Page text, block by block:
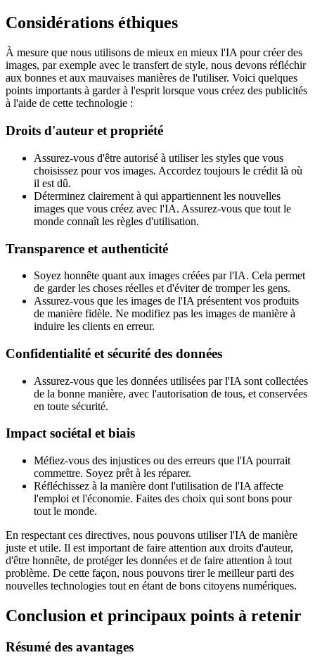
Considérations éthiques
À mesure que nous utilisons de mieux en mieux l'IA pour créer des
images, par exemple avec le transfert de style, nous devons réfléchir
aux bonnes et aux mauvaises manières de l'utiliser. Voici quelques
points importants à garder à l'esprit lorsque vous créez des publicités
à l'aide de cette technologie :
Droits d'auteur et propriété
Assurez-vous d'être autorisé à utiliser les styles que vous
choisissez pour vos images. Accordez toujours le crédit là où
il est dû.
Déterminez clairement à qui appartiennent les nouvelles
images que vous créez avec l'IA. Assurez-vous que tout le
monde connaît les règles d'utilisation.
Transparence et authenticité
Soyez honnête quant aux images créées par l'IA. Cela permet
de garder les choses réelles et d'éviter de tromper les gens.
Assurez-vous que les images de l'IA présentent vos produits
de manière fidèle. Ne modifiez pas les images de manière à
induire les clients en erreur.
Confidentialité et sécurité des données
Assurez-vous que les données utilisées par l'IA sont collectées
de la bonne manière, avec l'autorisation de tous, et conservées
en toute sécurité.
Impact sociétal et biais
Méfiez-vous des injustices ou des erreurs que l'IA pourrait
commettre. Soyez prêt à les réparer.
Réfléchissez à la manière dont l'utilisation de l'IA affecte
l'emploi et l'économie. Faites des choix qui sont bons pour
tout le monde.
En respectant ces directives, nous pouvons utiliser l'IA de manière
juste et utile. Il est important de faire attention aux droits d'auteur,
d'être honnête, de protéger les données et de faire attention à tout
problème. De cette façon, nous pouvons tirer le meilleur parti des
nouvelles technologies tout en étant de bons citoyens numériques.
Conclusion et principaux points à retenir
Résumé des avantages